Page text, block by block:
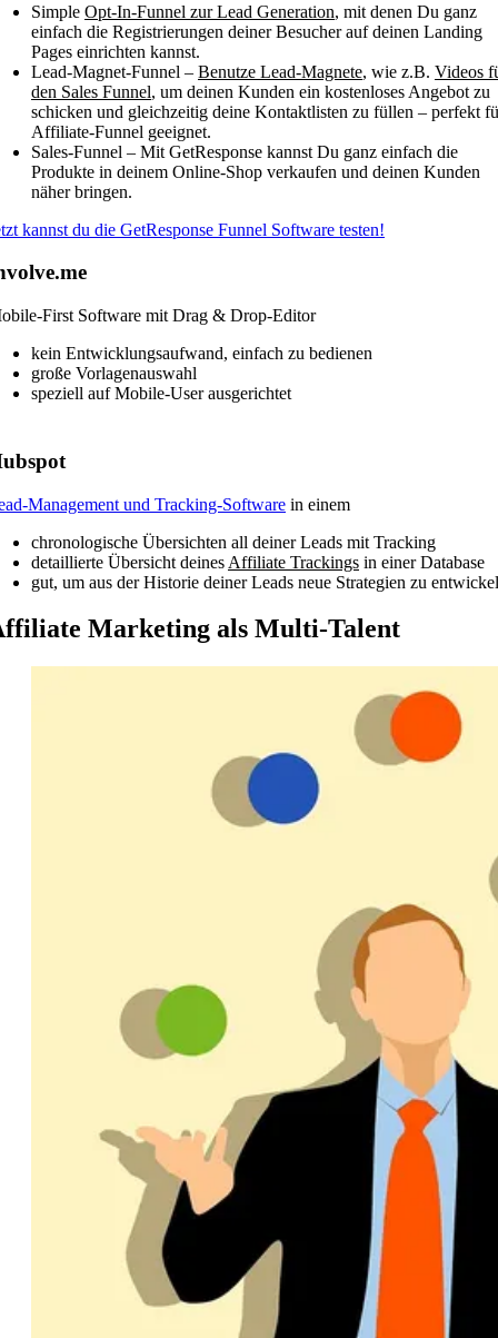
Simple Opt-In-Funnel zur Lead Generation, mit denen Du ganz
einfach die Registrierungen deiner Besucher auf deinen Landing
Pages einrichten kannst.
Lead-Magnet-Funnel – Benutze Lead-Magnete, wie z.B. Videos
den Sales Funnel, um deinen Kunden ein kostenloses Angebot zu
schicken und gleichzeitig deine Kontaktlisten zu füllen – perfekt
Affiliate-Funnel geeignet.
Sales-Funnel – Mit GetResponse kannst Du ganz einfach die
Produkte in deinem Online-Shop verkaufen und deinen Kunden
näher bringen.
kannst du die GetResponse Funnel Software testen!
First Software mit Drag & Drop-Editor
kein Entwicklungsaufwand, einfach zu bedienen
große Vorlagenauswahl
speziell auf Mobile-User ausgerichtet
Management und Tracking-Software in einem
chronologische Übersichten all deiner Leads mit Tracking
detaillierte Übersicht deines Affiliate Trackings in einer Database
gut, um aus der Historie deiner Leads neue Strategien zu
Marketing als Multi-Talent